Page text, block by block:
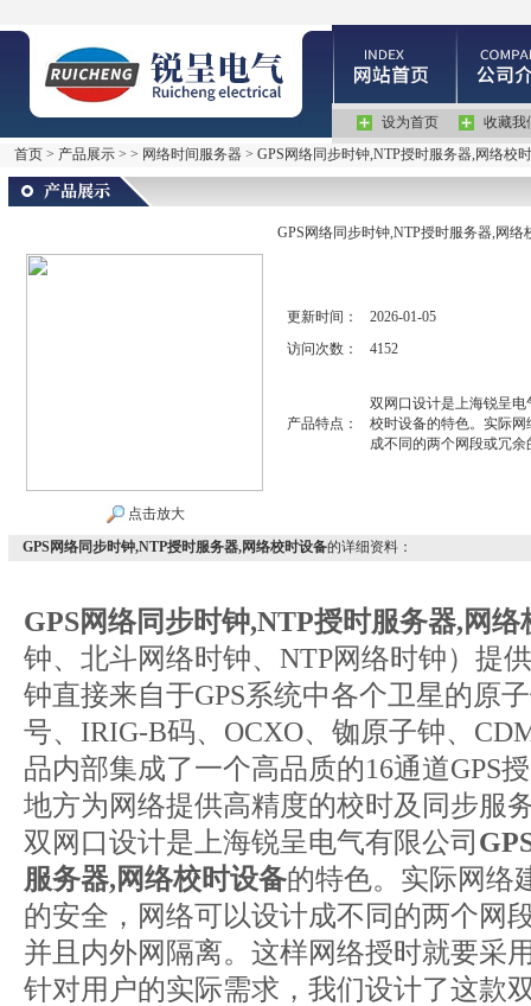
设为首页
收藏我
首页 > 产品展示 > > 网络时间服务器 > GPS网络同步时钟,NTP授时服务器,网络校
GPS网络同步时钟,NTP授时服务器,网络
点击放大
更新时间：
2026-01-05
访问次数：
4152
产品特点：
双网口设计是上海锐呈电
校时设备的特色。实际
成不同的两个网段或冗
GPS网络同步时钟,NTP授时服务器,网络校时设备的详细资料：
GPS网络同步时钟,NTP授时服务器, 网络
钟、北斗网络时钟、NTP网络时钟）提
钟直接来自于GPS系统中各个卫星的原
号、IRIG-B码、OCXO、铷原子钟、
品内部集成了一个高品质的16通道GPS
地方为网络提供高精度的校时及同步服
双网口设计是上海锐呈电气有限公司
服务器, 网络校时设备的特色。实际网络
的安全，网络可以设计成不同的两个网
并且内外网隔离。这样网络授时就要采
针对用户的实际需求，我们设计了这款